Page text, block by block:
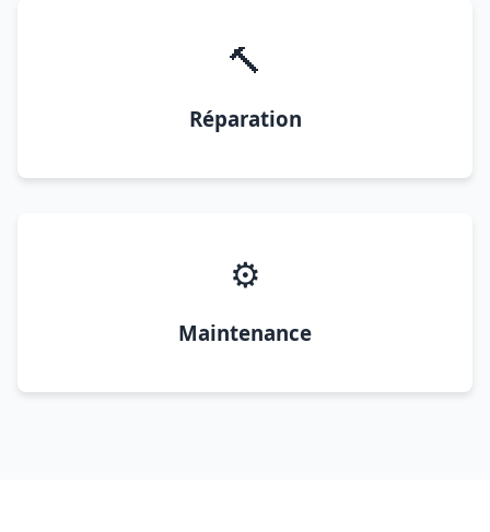
🔨
Réparation
⚙️
Maintenance